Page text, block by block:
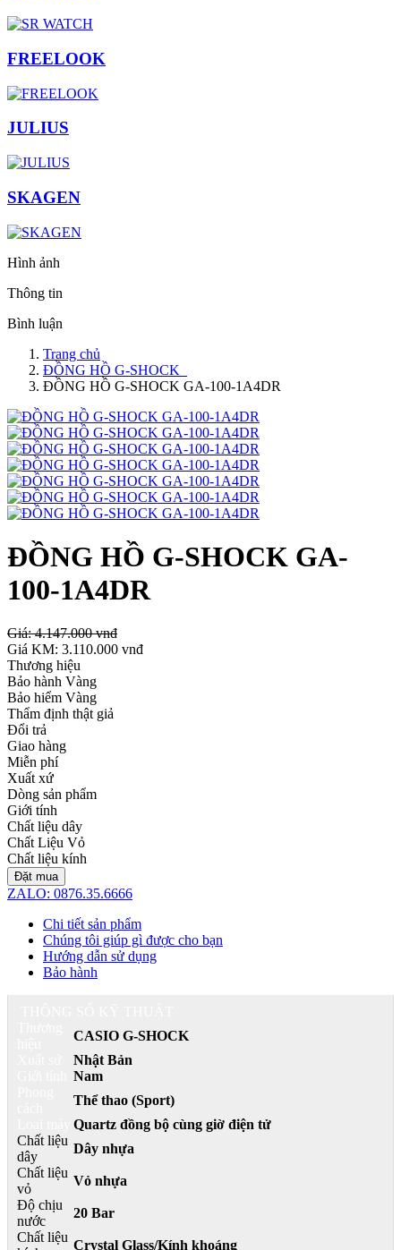
FREELOOK
JULIUS
SKAGEN
Hình ảnh
Thông tin
Bình luận
Trang chủ
ĐỒNG HỒ G-SHOCK
ĐỒNG HỒ G-SHOCK GA-100-1A4DR
ĐỒNG HỒ G-SHOCK GA-
100-1A4DR
Giá:4.147.000 vnđ
Giá KM: 3.110.000 vnđ
Thương hiệu
Bảo hành Vàng
Bảo hiểm Vàng
Thẩm định thật giả
Đổi trả
Giao hàng
Miễn phí
Xuất xứ
Dòng sản phẩm
Giới tính
Chất liệu dây
Chất Liệu Vỏ
Chất liệu kính
Đặt mua
ZALO: 0876.35.6666
Chi tiết sản phẩm
Chúng tôi giúp gì được cho bạn
Hướng dẫn sử dụng
Bảo hành
CASIO G-SHOCK
Nhật Bản
Nam
Thể thao (Sport)
Quartz đồng bộ cùng giờ điện tử
Chất liệu
dây
Dây nhựa
Chất liệu
vỏ
Vỏ nhựa
Độ chịu
nước
20 Bar
Chất liệu
Crystal Glass/Kính khoáng